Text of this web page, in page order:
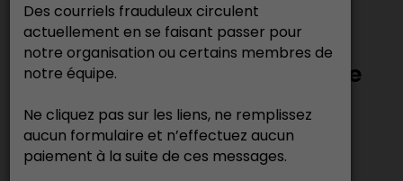
Des courriels frauduleux circulent
actuellement en se faisant passer pour
notre organisation ou certains membres de
notre équipe.
Ne cliquez pas sur les liens, ne remplissez
aucun formulaire et n’effectuez aucun
paiement à la suite de ces messages.
Accueil>Inscription événement
Inscription : COMPLET Nouage
sculptural en fil de papier à
partir grilles de notations